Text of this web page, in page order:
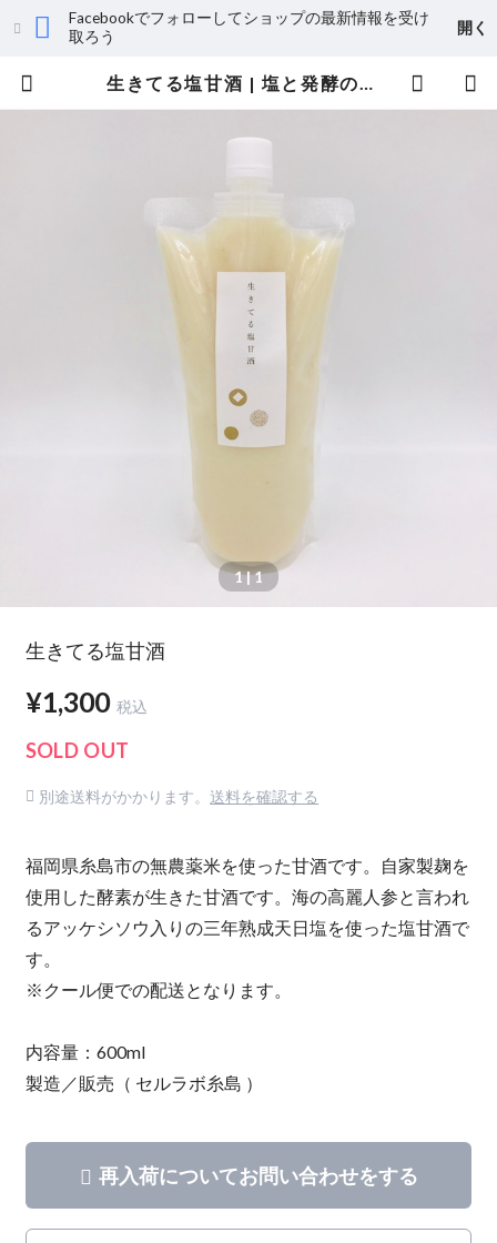
Facebookでフォローしてショップの最新情報を受け
取ろう
開く
生きてる塩甘酒 | 塩と発酵の店『かもすてらす』
1| 1
生きてる塩甘酒
¥1,300 税込
SOLD OUT
別途送料がかかります。 送料を確認する
福岡県糸島市の無農薬米を使った甘酒です。自家製麹を
使用した酵素が生きた甘酒です。海の高麗人参と言われ
るアッケシソウ入りの三年熟成天日塩を使った塩甘酒で
す。
※クール便での配送となります。
内容量：600ml
製造／販売（ セルラボ糸島 ）
再入荷についてお問い合わせをする